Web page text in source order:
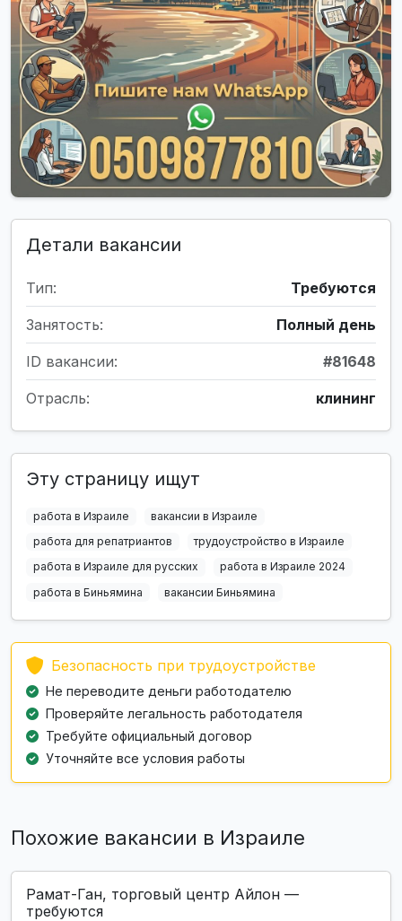
Детали вакансии
Тип: Требуются
Занятость: Полный день
ID вакансии: #81648
Отрасль: клининг
Эту страницу ищут
работа в Израиле
вакансии в Израиле
работа для репатриантов
трудоустройство в Израиле
работа в Израиле для русских
работа в Израиле 2024
работа в Биньямина
вакансии Биньямина
Безопасность при трудоустройстве
Не переводите деньги работодателю
Проверяйте легальность работодателя
Требуйте официальный договор
Уточняйте все условия работы
Похожие вакансии в Израиле
Рамат-Ган, торговый центр Айлон —
требуются